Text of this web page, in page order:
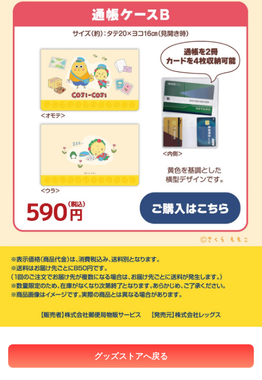
グッズストアへ戻る